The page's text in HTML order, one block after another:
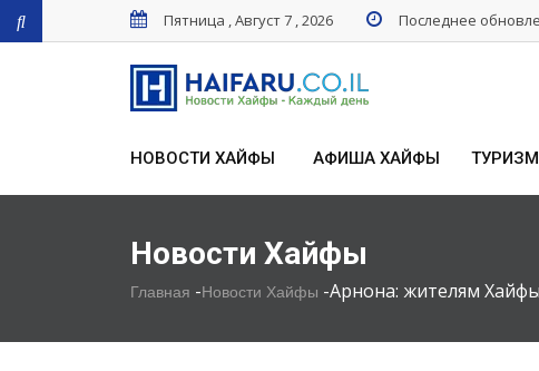
Пятница , Август 7 , 2026 Последнее
НОВОСТИ ХАЙФЫ АФИША ХАЙФЫ ТУРИЗМ
Новости Хайфы
Главная -Новости Хайфы -Арнона: жителям